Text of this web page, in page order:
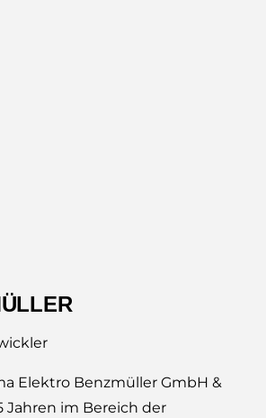
Elektro Benzmüller GmbH &
Jahren im Bereich der